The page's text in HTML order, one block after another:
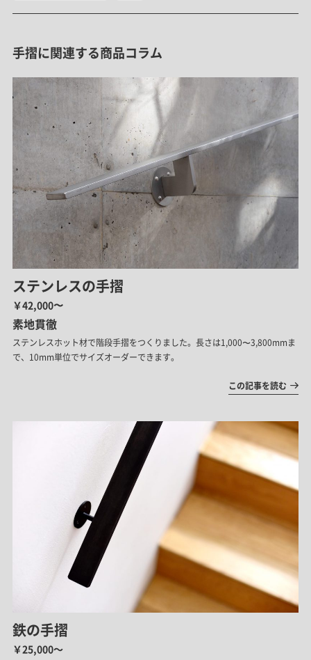
手摺に関連する商品コラム
ステンレスの手摺
￥42,000〜
素地貫徹
ステンレスホット材で階段手摺をつくりました。長さは1,000〜3,800mmま
で、10mm単位でサイズオーダーできます。
この記事を読む
鉄の手摺
￥25,000～